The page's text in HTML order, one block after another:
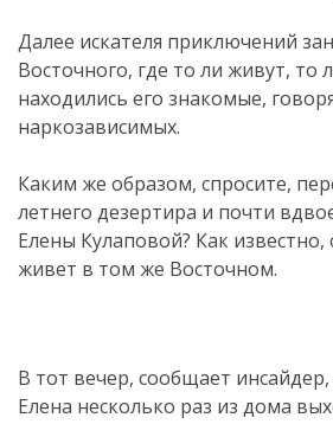
Далее искателя приключений
Восточного, где то ли живут, то
находились его знакомые,
наркозависимых.
Каким же образом, спросите,
летнего дезертира и почти
Елены Кулаповой? Как
живет в том же Восточном.
В тот вечер, сообщает инсайдер,
Елена несколько раз из дома